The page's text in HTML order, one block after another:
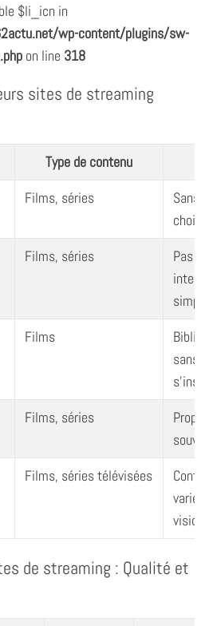
$li_icn in
wp-content/plugins/sw-
on line 318
sites de streaming
Type de contenu
Films, séries
Sans
choix
Films, séries
Pas
simple
Films
sans
Films, séries
Films, séries télévisées
varié,
de streaming : Qualité et